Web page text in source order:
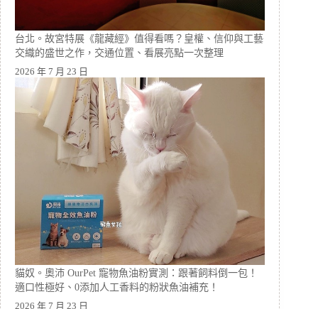
台北。故宮特展《龍藏經》值得看嗎？皇權、信仰與工藝
交織的盛世之作，交通位置、看展亮點一次整理
2026 年 7 月 23 日
貓奴。奧沛 OurPet 寵物魚油粉實測：跟著飼料倒一包！
適口性極好、0添加人工香料的粉狀魚油補充！
2026 年 7 月 23 日